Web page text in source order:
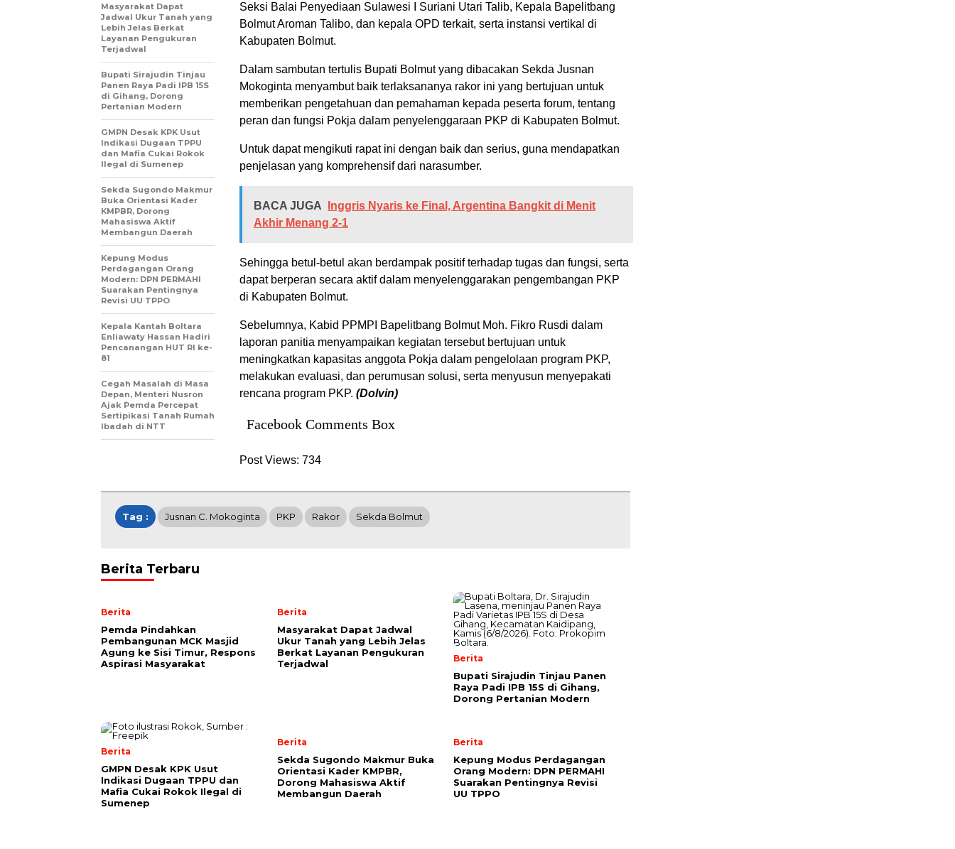
Seksi Balai Penyediaan Sulawesi I Suriani Utari Talib, Kepala Bapelitbang
Bolmut Aroman Talibo, dan kepala OPD terkait, serta instansi vertikal di
Kabupaten Bolmut.
Dalam sambutan tertulis Bupati Bolmut yang dibacakan Sekda Jusnan
Mokoginta menyambut baik terlaksananya rakor ini yang bertujuan untuk
memberikan pengetahuan dan pemahaman kepada peserta forum, tentang
peran dan fungsi Pokja dalam penyelenggaraan PKP di Kabupaten Bolmut.
Untuk dapat mengikuti rapat ini dengan baik dan serius, guna mendapatkan
penjelasan yang komprehensif dari narasumber.
BACA JUGA
‎Inggris Nyaris ke Final, Argentina Bangkit di Menit
Akhir Menang 2-1
Sehingga betul-betul akan berdampak positif terhadap tugas dan fungsi, serta
dapat berperan secara aktif dalam menyelenggarakan pengembangan PKP
di Kabupaten Bolmut.
Sebelumnya, Kabid PPMPI Bapelitbang Bolmut Moh. Fikro Rusdi dalam
laporan panitia menyampaikan kegiatan tersebut bertujuan untuk
meningkatkan kapasitas anggota Pokja dalam pengelolaan program PKP,
melakukan evaluasi, dan perumusan solusi, serta menyusun menyepakati
rencana program PKP. (Dolvin)
Facebook Comments Box
Post Views: 734
Masyarakat Dapat
Jadwal Ukur Tanah yang
Lebih Jelas Berkat
Layanan Pengukuran
Terjadwal
Bupati Sirajudin Tinjau
Panen Raya Padi IPB 15S
di Gihang, Dorong
Pertanian Modern
GMPN Desak KPK Usut
Indikasi Dugaan TPPU
dan Mafia Cukai Rokok
Ilegal di Sumenep
Sekda Sugondo Makmur
Buka Orientasi Kader
KMPBR, Dorong
Mahasiswa Aktif
Membangun Daerah
Kepung Modus
Perdagangan Orang
Modern: DPN PERMAHI
Suarakan Pentingnya
Revisi UU TPPO
‎Kepala Kantah Boltara
Enliawaty Hassan Hadiri
Pencanangan HUT RI ke-
81
Cegah Masalah di Masa
Depan, Menteri Nusron
Ajak Pemda Percepat
Sertipikasi Tanah Rumah
Ibadah di NTT
Tag : Jusnan C. Mokoginta PKP Rakor Sekda Bolmut
Berita Terbaru
Berita
Pemda Pindahkan
Pembangunan MCK Masjid
Agung ke Sisi Timur, Respons
Aspirasi Masyarakat
Berita
Masyarakat Dapat Jadwal
Ukur Tanah yang Lebih Jelas
Berkat Layanan Pengukuran
Terjadwal
Berita
Bupati Sirajudin Tinjau Panen
Raya Padi IPB 15S di Gihang,
Dorong Pertanian Modern
Berita
GMPN Desak KPK Usut
Indikasi Dugaan TPPU dan
Mafia Cukai Rokok Ilegal di
Sumenep
Berita
Sekda Sugondo Makmur Buka
Orientasi Kader KMPBR,
Dorong Mahasiswa Aktif
Membangun Daerah
Berita
Kepung Modus Perdagangan
Orang Modern: DPN PERMAHI
Suarakan Pentingnya Revisi
UU TPPO